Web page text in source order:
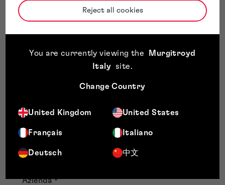
Reject all cookies
You are currently viewing the
Murgitroyd
Italy
site.
Change Country
United Kingdom United States
Français Italiano
Deutsch 中文
Non esitare a contattarci completando il modulo
sottostante: uno dei nostri esperti ti risponderà
+39 0287 398 550
Fields Group
Nome e cognome
Nome di battesimo
Cognome
Azienda*